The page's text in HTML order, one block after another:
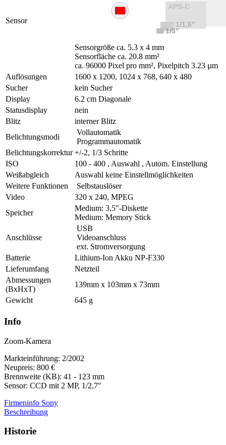
Sensor
Sensorgröße ca. 5.3 x 4 mm
Sensorfläche ca. 20.8 mm²
ca. 96000 Pixel pro mm², Pixelpitch 3.23 µm
Auflösungen
1600 x 1200, 1024 x 768, 640 x 480
Sucher
kein Sucher
Display
6.2 cm Diagonale
Statusdisplay
nein
Blitz
interner Blitz
Belichtungsmodi
Vollautomatik
Programmautomatik
Belichtungskorrektur +/-2, 1/3 Schritte
ISO
100 - 400 , Auswahl , Autom. Einstellung
Weißabgleich
Auswahl keine Einstellmöglichkeiten
Weitere Funktionen
Selbstauslöser
Video
320 x 240, MPEG
Speicher
Medium: 3,5"-Diskette
Medium: Memory Stick
Anschlüsse
USB
Videoanschluss
ext. Stromversorgung
Batterie
Lithium-Ion Akku NP-F330
Lieferumfang
Netzteil
Abmessungen
(BxHxT)
139mm x 103mm x 73mm
Gewicht
645 g
Info
Zoom-Kamera
Markteinführung: 2/2002
Neupreis: 800 €
Brennweite (KB): 41 - 123 mm
Sensor: CCD mit 2 MP, 1/2,7"
Firmeninfo Sony
Beschreibung
Historie